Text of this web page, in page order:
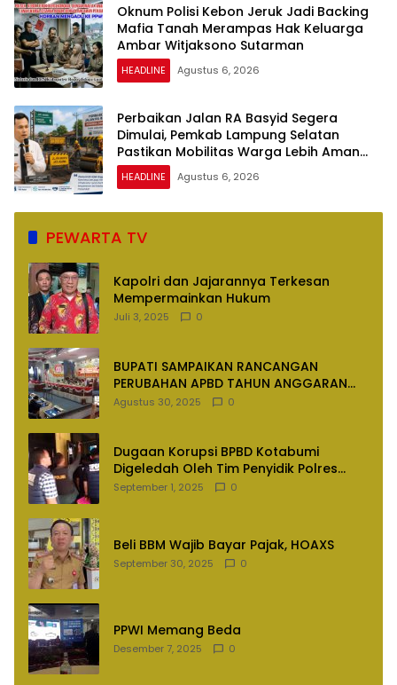
Oknum Polisi Kebon Jeruk Jadi Backing
Mafia Tanah Merampas Hak Keluarga
Ambar Witjaksono Sutarman
HEADLINE Agustus 6, 2026
Perbaikan Jalan RA Basyid Segera
Dimulai, Pemkab Lampung Selatan
Pastikan Mobilitas Warga Lebih Aman
dan Nyaman
HEADLINE Agustus 6, 2026
PEWARTA TV
Kapolri dan Jajarannya Terkesan
Mempermainkan Hukum
Juli 3, 2025 0
BUPATI SAMPAIKAN RANCANGAN
PERUBAHAN APBD TAHUN ANGGARAN
2025
Agustus 30, 2025 0
Dugaan Korupsi BPBD Kotabumi
Digeledah Oleh Tim Penyidik Polres
Lampung Utara
September 1, 2025 0
Beli BBM Wajib Bayar Pajak, HOAXS
September 30, 2025 0
PPWI Memang Beda
Desember 7, 2025 0